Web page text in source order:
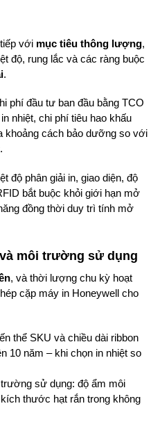
với mục tiêu thông lượng,
độ, rung lắc và các ràng buộc
.
phí đầu tư ban đầu bằng TCO
nhiệt, chi phí tiêu hao khấu
khoảng cách bảo dưỡng so với
.
độ phân giải in, giao diện, độ
bắt buộc khỏi giới hạn mở
đồng thời duy trì tính mở
môi trường sử dụng
, và thời lượng chu kỳ hoạt
cặp máy in Honeywell cho
thể SKU và chiều dài ribbon
10 năm – khi chọn in nhiệt so
sử dụng: độ ẩm môi
thước hạt rắn trong không